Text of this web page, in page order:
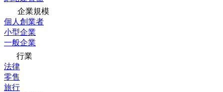
企業規模
個人創業者
小型企業
一般企業
行業
法律
零售
旅行